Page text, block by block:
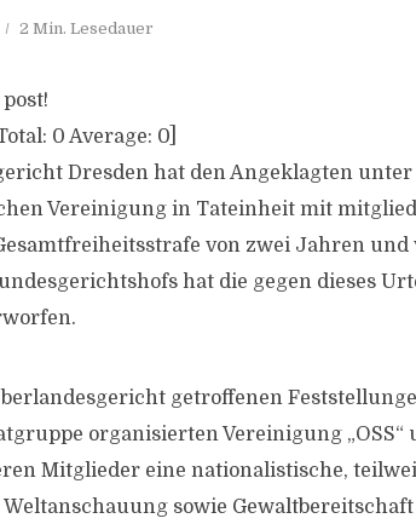
2 Min. Lesedauer
0 Average: 0
Dresden hat den Angeklagten
Vereinigung in Tateinheit mit
von zwei Jahren
hat die gegen dieses
getroffenen
organisierten Vereinigung
Mitglieder eine nationalistische,
sowie